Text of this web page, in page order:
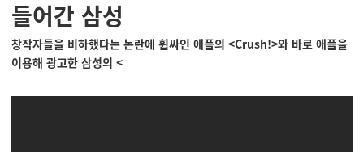
들어간 삼성
창작자들을 비하했다는 논란에 휩싸인 애플의 <Crush!>와 바로 애플을
이용해 광고한 삼성의 <